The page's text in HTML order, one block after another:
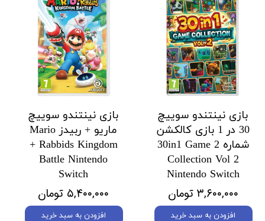
بازی نینتندو سوییچ
30 در 1 بازی کالکشن
شماره 2 30in1 Game
Collection Vol 2
Nintendo Switch
۳,۶۰۰,۰۰۰ تومان
افزودن به سبد خرید
بازی نینتندو سوییچ
ماریو + ربیدز Mario
+ Rabbids Kingdom
Battle Nintendo
Switch
۵,۴۰۰,۰۰۰ تومان
افزودن به سبد خرید